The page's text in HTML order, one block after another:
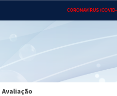
CORONAVÍRUS
Ministério do Desenvolvimento
Regional
Avaliação